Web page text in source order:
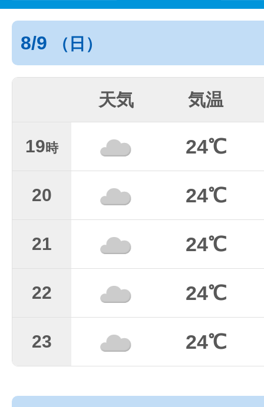
8/9 （日）
天気 気温
19時 24℃
20 24℃
21 24℃
22 24℃
23 24℃